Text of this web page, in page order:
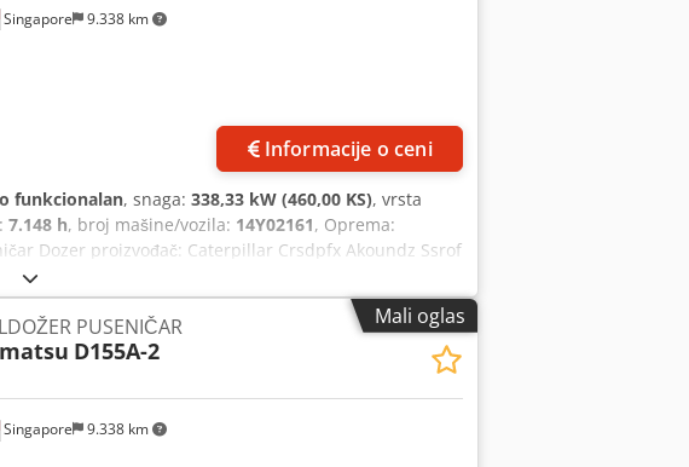
mašina i naša usluga? ✔ Detaljna inspekcija od strane
povraćaja novca ✔ Sigurne i fleksibilne opcije
platformi dostupni su korisni alati i resursi za sve
Singapore 9.338 km
Informacije o ceni
funkcionalan, snaga: 338,33 kW (460,00 KS), vrsta
7.148 h, broj mašine/vozila: 14Y02161, Oprema:
Dozer proizvođač: Caterpillar Crsdpfx Akoundz Ssrof
Ukupna snaga 460 ks Tip prenosa Povershift
kao stanje Više informacija kontaktirajte VIDЋAJ
Singapur 128478
Mali oglas
Singapore 9.338 km
PUSENIČAR
D155A-2